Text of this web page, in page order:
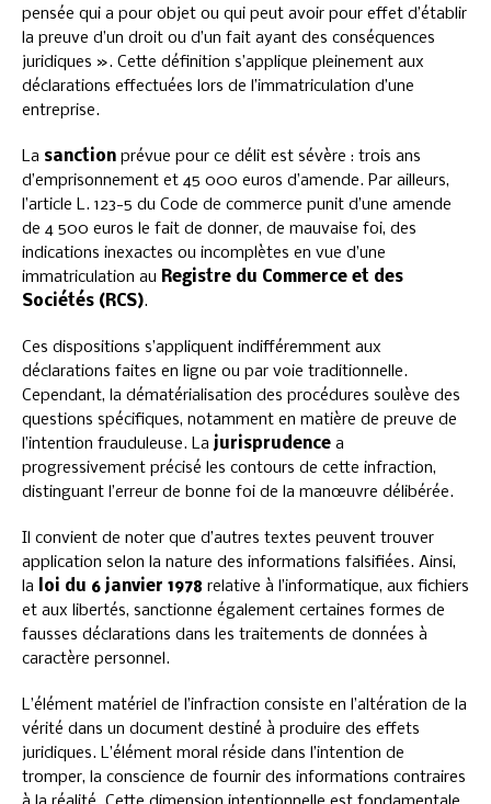
pensée qui a pour objet ou qui peut avoir pour effet d’établir
la preuve d’un droit ou d’un fait ayant des conséquences
juridiques ». Cette définition s’applique pleinement aux
déclarations effectuées lors de l’immatriculation d’une
entreprise.
La sanction prévue pour ce délit est sévère : trois ans
d’emprisonnement et 45 000 euros d’amende. Par ailleurs,
l’article L. 123-5 du Code de commerce punit d’une amende
de 4 500 euros le fait de donner, de mauvaise foi, des
indications inexactes ou incomplètes en vue d’une
immatriculation au Registre du Commerce et des
Sociétés (RCS).
Ces dispositions s’appliquent indifféremment aux
déclarations faites en ligne ou par voie traditionnelle.
Cependant, la dématérialisation des procédures soulève des
questions spécifiques, notamment en matière de preuve de
l’intention frauduleuse. La jurisprudence a
progressivement précisé les contours de cette infraction,
distinguant l’erreur de bonne foi de la manœuvre délibérée.
Il convient de noter que d’autres textes peuvent trouver
application selon la nature des informations falsifiées. Ainsi,
la
loi du 6 janvier 1978 relative à l’informatique, aux fichiers
et aux libertés, sanctionne également certaines formes de
fausses déclarations dans les traitements de données à
caractère personnel.
L’élément matériel de l’infraction consiste en l’altération de la
vérité dans un document destiné à produire des effets
juridiques. L’élément moral réside dans l’intention de
tromper, la conscience de fournir des informations contraires